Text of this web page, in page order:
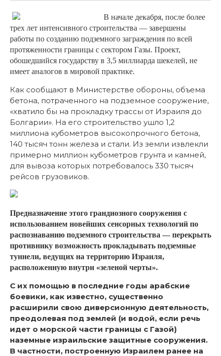
В начале декабря, после более
трех лет интенсивного строительства — завершены
работы по созданию подземного заграждения по всей
протяженности границы с сектором Газы. Проект,
обошедшийся государству в 3,5 миллиарда шекелей, не
имеет аналогов в мировой практике.
Как сообщают в Министерстве обороны, объема
бетона, потраченного на подземное сооружение,
«хватило бы на прокладку трассы от Израиля до
Болгарии». На его строительство ушло 1,2
миллиона кубометров высокопрочного бетона,
140 тысяч тонн железа и стали. Из земли извлекли
примерно миллион кубометров грунта и камней,
для вывоза которых потребовалось 330 тысяч
рейсов грузовиков.
Предназначение этого грандиозного сооружения с
использованием новейших сенсорных технологий по
распознаванию подземного строительства — перекрыть
противнику возможность прокладывать подземные
туннели, ведущих на территорию Израиля,
расположенную внутри «зеленой черты».
С их помощью в последние годы арабские
боевики, как известно, существенно
расширили свою диверсионную деятельность,
преодолевая под землей (и водой, если речь
идет о морской части границы с Газой)
наземные израильские защитные сооружения.
В частности, построенную Израилем ранее на